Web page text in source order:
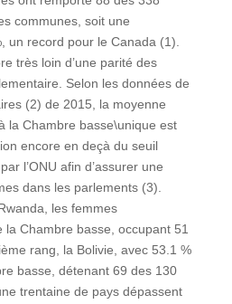
communes, soit une
un record pour le Canada (1).
très loin d’une parité des
Selon les données de
(2) de 2015, la moyenne
la Chambre basse\unique est
encore en deçà du seuil
l’ONU afin d’assurer une
dans les parlements (3).
les femmes
la Chambre basse, occupant 51
rang, la Bolivie, avec 53.1 %
basse, détenant 69 des 130
trentaine de pays dépassent